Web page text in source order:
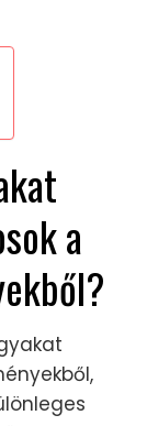
a